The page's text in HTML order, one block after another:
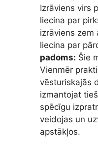
Izrāviens virs
liecina par
izrāviens
liecina par
padoms: Šie
Vienmēr
vēsturiskajās
izmantojat
spēcīgu
veidojas un
apstākļos.